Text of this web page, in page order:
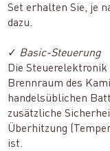
Set erhalten Sie, je
dazu.
✓ Basic-Steuerung
Die
Brennraum des
handelsüblichen
zusätzliche
Überhitzung
ist.